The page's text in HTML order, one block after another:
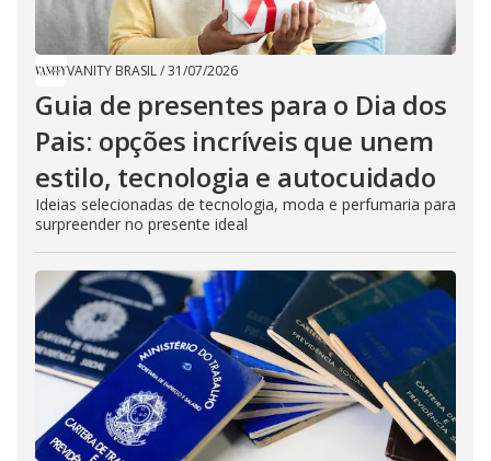
VANITY BRASIL/31/07/2026
Guia de presentes para o Dia dos
Pais: opções incríveis que unem
estilo, tecnologia e autocuidado
Ideias selecionadas de tecnologia, moda e perfumaria para
surpreender no presente ideal